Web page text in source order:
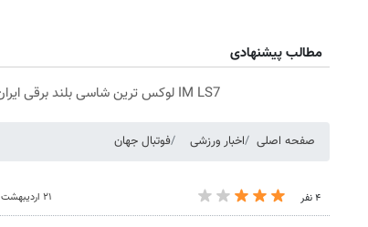
مطالب پیشنهادی
IM LS7 لوکس ترین شاسی بلند برقی ایران
صفحه اصلی اخبار ورزشی فوتبال جهان
۴ نفر ۲۱ اردیبهشت ۱۴۰۵ - ۰۶:۰۵